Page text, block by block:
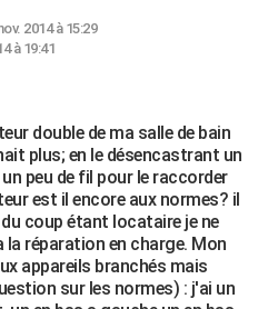
2014 à 15:29
à 19:41
double de ma salle de bain
plus; en le désencastrant un
peu de fil pour le raccorder
est il encore aux normes? il
coup étant locataire je ne
réparation en charge. Mon
appareils branchés mais
sur les normes) : j'ai un